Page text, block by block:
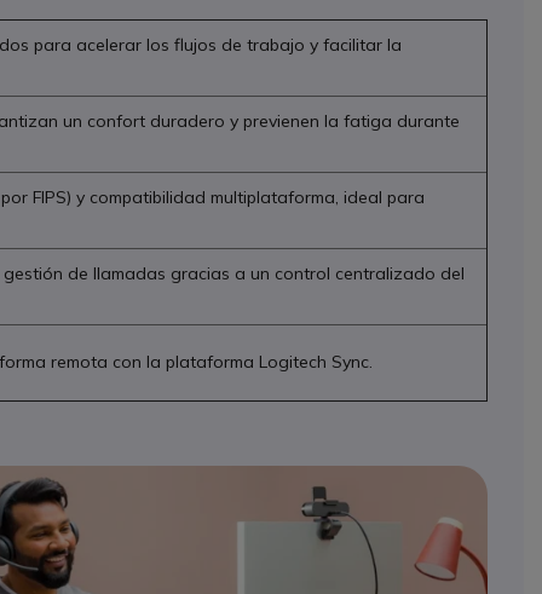
para acelerar los flujos de trabajo y facilitar la
un confort duradero y previenen la fatiga durante
FIPS) y compatibilidad multiplataforma, ideal para
de llamadas gracias a un control centralizado del
remota con la plataforma Logitech Sync.